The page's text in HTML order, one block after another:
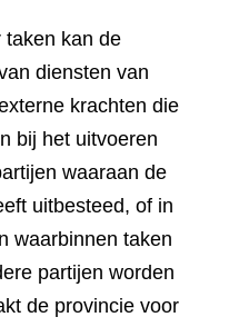
taken kan de
diensten van
krachten die
bij het uitvoeren
waaraan de
uitbesteed, of in
waarbinnen taken
partijen worden
de provincie voor